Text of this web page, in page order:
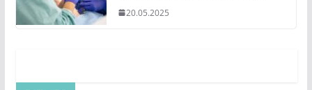
20.05.2025